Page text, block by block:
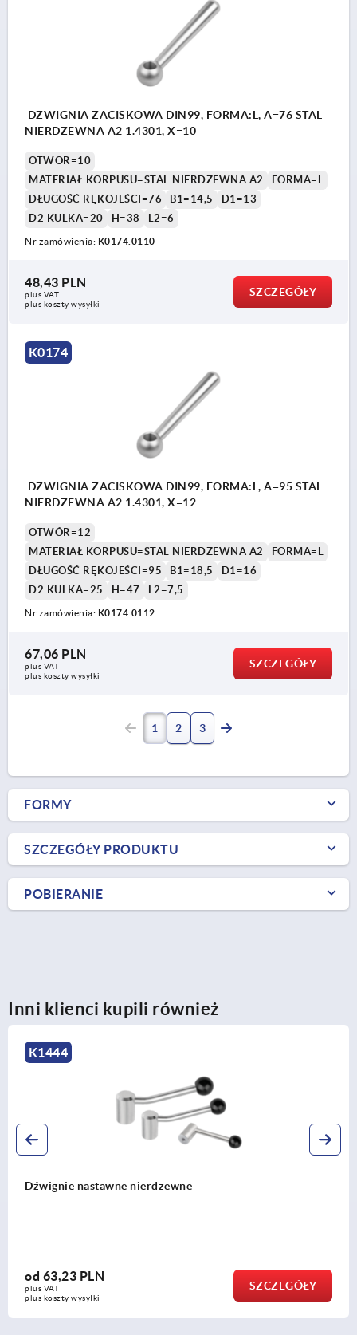
DZWIGNIA ZACISKOWA DIN99, FORMA:L, A=76 STAL
NIERDZEWNA A2 1.4301, X=10
OTWÓR=10
MATERIAŁ KORPUSU=STAL NIERDZEWNA A2
FORMA=L
DŁUGOŚĆ RĘKOJEŚCI=76
B1=14,5
D1=13
D2 KULKA=20
H=38 L2=6
Nr zamówienia: K0174.0110
48,43 PLN
plus VAT
plus koszty wysyłki
SZCZEGÓŁY
K0174
DZWIGNIA ZACISKOWA DIN99, FORMA:L, A=95 STAL
NIERDZEWNA A2 1.4301, X=12
OTWÓR=12
MATERIAŁ KORPUSU=STAL NIERDZEWNA A2
FORMA=L
DŁUGOŚĆ RĘKOJEŚCI=95
B1=18,5
D1=16
D2 KULKA=25
H=47 L2=7,5
Nr zamówienia: K0174.0112
67,06 PLN
plus VAT
plus koszty wysyłki
SZCZEGÓŁY
1 2 3
FORMY
SZCZEGÓŁY PRODUKTU
POBIERANIE
Inni klienci kupili również
Dźwignie nastawne nierdzewne z gwintem
od
plus koszty wysyłki